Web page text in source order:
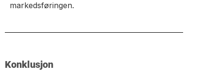
markedsføringen.
Konklusjon